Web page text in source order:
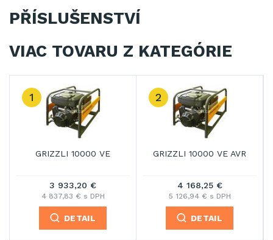
PŘÍSLUŠENSTVÍ
VIAC TOVARU Z KATEGÓRIE
10000 VE
€ s DPH
2
GRIZZLI 10000 VE AVR
5 126,94 € s DPH
3
GRIZZLI